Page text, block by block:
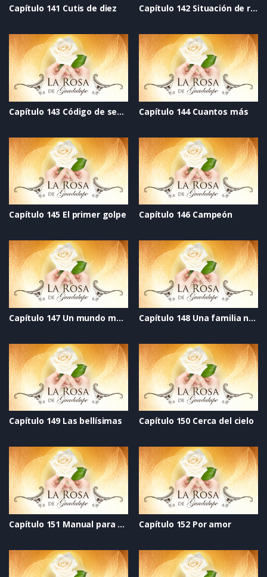
Capítulo 141 Cutis de diez Capítulo 142 Situación de riesgo
Capítulo 143 Código de seguridad Capítulo 144 Cuantos más
Capítulo 145 El primer golpe Capítulo 146 Campeón
Capítulo 147 Un mundo mejor Capítulo 148 Una familia nueva
Capítulo 149 Las bellísimas Capítulo 150 Cerca del cielo
Capítulo 151 Manual para pedir permiso para tener novio Capítulo 152 Por amor